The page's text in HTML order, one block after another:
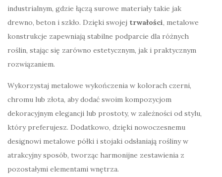
industrialnym, gdzie łączą surowe materiały takie jak
drewno, beton i szkło. Dzięki swojej trwałości, metalowe
konstrukcje zapewniają stabilne podparcie dla różnych
roślin, stając się zarówno estetycznym, jak i praktycznym
rozwiązaniem.
Wykorzystaj metalowe wykończenia w kolorach czerni,
chromu lub złota, aby dodać swoim kompozycjom
dekoracyjnym elegancji lub prostoty, w zależności od stylu,
który preferujesz. Dodatkowo, dzięki nowoczesnemu
designowi metalowe półki i stojaki odsłaniają rośliny w
atrakcyjny sposób, tworząc harmonijne zestawienia z
pozostałymi elementami wnętrza.